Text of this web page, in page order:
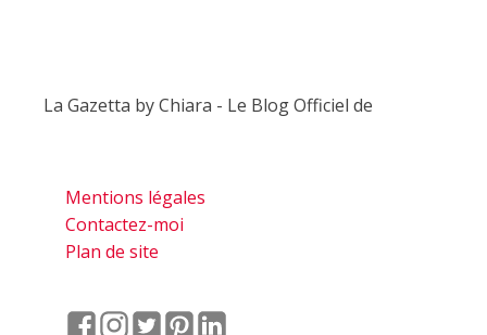
La Gazetta by Chiara - Le Blog Officiel de
Mentions légales
Contactez-moi
Plan de site